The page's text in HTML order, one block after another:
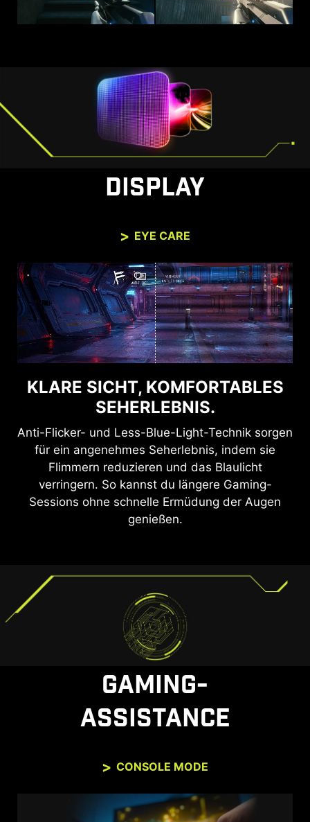
DISPLAY
EYE CARE
KLARE SICHT, KOMFORTABLES
SEHERLEBNIS.
Anti-Flicker- und Less-Blue-Light-Technik sorgen
für ein angenehmes Seherlebnis, indem sie
Flimmern reduzieren und das Blaulicht
verringern. So kannst du längere Gaming-
Sessions ohne schnelle Ermüdung der Augen
genießen.
GAMING-
ASSISTANCE
CONSOLE MODE